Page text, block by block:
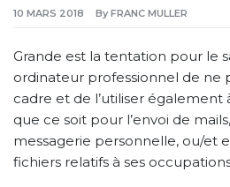
10 MARS 2018 By FRANC MULLER
Grande est la tentation pour le
ordinateur professionnel de ne
cadre et de l’utiliser également
que ce soit pour l’envoi de
messagerie personnelle, ou/et
fichiers relatifs à ses